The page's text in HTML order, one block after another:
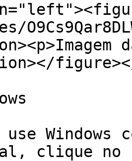
use Windows
clique no